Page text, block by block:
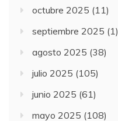
octubre 2025 (11)
septiembre 2025 (1)
agosto 2025 (38)
julio 2025 (105)
junio 2025 (61)
mayo 2025 (108)